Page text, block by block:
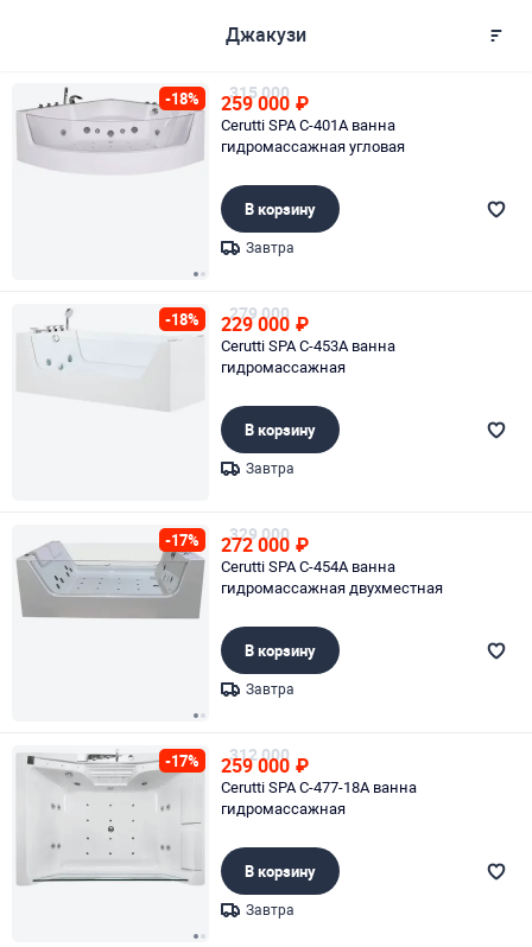
Джакузи
-18% 315 000
259 000 ₽
Cerutti SPA C-401A ванна
гидромассажная угловая
В корзину
Завтра
-18% 279 000
229 000 ₽
Cerutti SPA C-453A ванна
гидромассажная
В корзину
Завтра
-17% 329 000
272 000 ₽
Cerutti SPA C-454A ванна
гидромассажная двухместная
В корзину
Завтра
-17% 312 000
259 000 ₽
Cerutti SPA C-477-18A ванна
гидромассажная
В корзину
Завтра